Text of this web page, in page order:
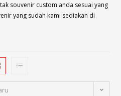
souvenir custom anda sesuai yang
yang sudah kami sediakan di